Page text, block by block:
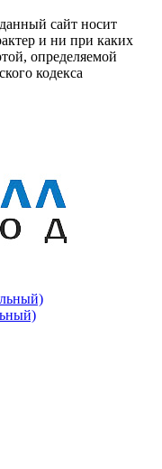
сайт носит
и ни при каких
определяемой
кодекса